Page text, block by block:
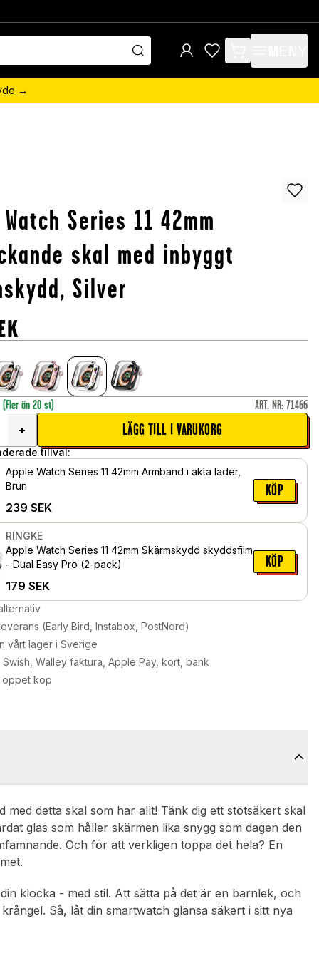
items in cart, view
→
Series 11 42mm
skal med inbyggt
Silver
(Fler än 20 st) ART. NR: 71466
+ LÄGG TILL I VARUKORG
tillval:
Apple Watch Series 11 42mm Armband i äkta läder,
Brun
239 SEK
KÖP
RINGKE
Apple Watch Series 11 42mm Skärmskydd skyddsfilm
- Dual Easy Pro (2-pack)
179 SEK
KÖP
(Early Bird, Instabox, PostNord)
vårt lager i Sverige
Swish, Walley faktura, Apple Pay, kort, bank
öppet köp
med detta skal som har allt! Tänk dig ett stötsäkert skal
glas som håller skärmen lika snygg som dagen den
Och för att verkligen toppa det hela? En
klocka - med stil. Att sätta på det är en barnlek, och
Så, låt din smartwatch glänsa säkert i sitt nya